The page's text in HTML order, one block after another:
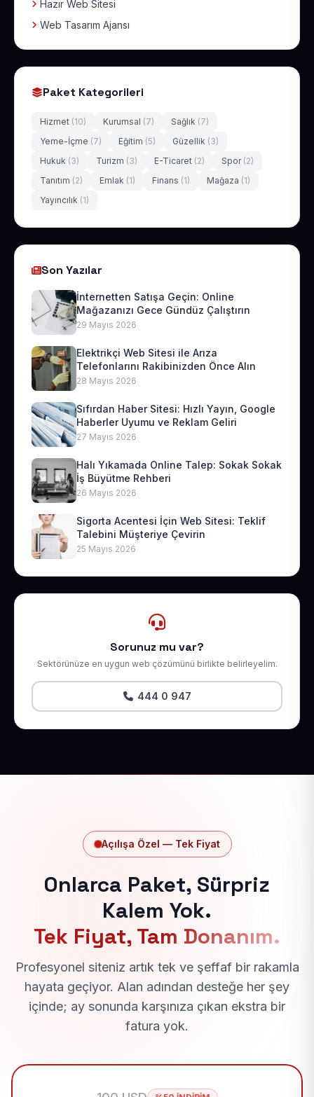
Hazır Web Sitesi
Web Tasarım Ajansı
Paket Kategorileri
Hizmet (10) Kurumsal (7) Sağlık (7)
Yeme-İçme (7) Eğitim (5) Güzellik (3)
Hukuk (3) Turizm (3) E-Ticaret (2) Spor (2)
Tanıtım (2) Emlak (1) Finans (1) Mağaza (1)
Yayıncılık (1)
Son Yazılar
İnternetten Satışa Geçin: Online
Mağazanızı Gece Gündüz Çalıştırın
29 Mayıs 2026
Elektrikçi Web Sitesi ile Arıza
Telefonlarını Rakibinizden Önce Alın
28 Mayıs 2026
Sıfırdan Haber Sitesi: Hızlı Yayın, Google
Haberler Uyumu ve Reklam Geliri
27 Mayıs 2026
Halı Yıkamada Online Talep: Sokak Sokak
İş Büyütme Rehberi
26 Mayıs 2026
Sigorta Acentesi İçin Web Sitesi: Teklif
Talebini Müşteriye Çevirin
25 Mayıs 2026
Sorunuz mu var?
Sektörünüze en uygun web çözümünü birlikte belirleyelim.
444 0 947
Açılışa Özel — Tek Fiyat
Onlarca Paket, Sürpriz
Kalem Yok.
Tek Fiyat, Tam Donanım.
Profesyonel siteniz artık tek ve şeffaf bir rakamla
hayata geçiyor. Alan adından desteğe her şey
içinde; ay sonunda karşınıza çıkan ekstra bir
fatura yok.